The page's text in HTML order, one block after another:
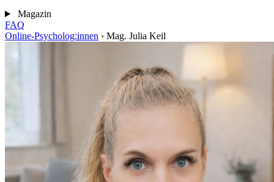
Magazin
FAQ
Online-Psycholog:innen › Mag. Julia Keil